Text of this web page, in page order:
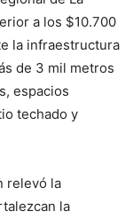
a los $10.700
la infraestructura
de 3 mil metros
espacios
techado y
relevó la
la